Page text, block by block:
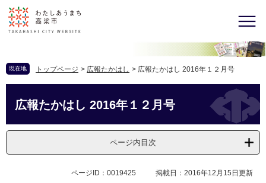
現在地 トップページ > 広報たかはし > 広報たかはし 2016年１２月号
広報たかはし 2016年１２月号
ページ内目次
ページID：0019425 掲載日：2016年12月15日更新